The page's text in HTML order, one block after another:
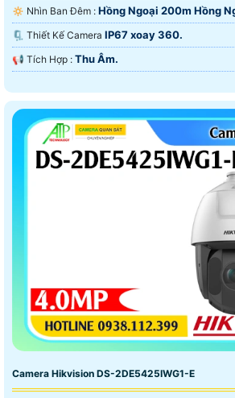
🔅 Nhìn Ban Đêm : Hồng Ngoại 200m Hồng
🗜️ Thiết Kế Camera IP67 xoay 360.
️📢 Tích Hợp : Thu Âm.
Camera Hikvision DS-2DE5425IWG1-E